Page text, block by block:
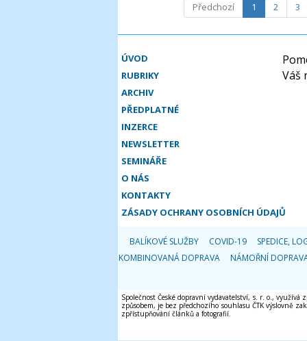
Předchozí 1 2 3
ÚVOD
RUBRIKY
ARCHIV
PŘEDPLATNÉ
INZERCE
NEWSLETTER
SEMINÁŘE
O NÁS
KONTAKTY
ZÁSADY OCHRANY OSOBNÍCH ÚDAJŮ
Váš
BALÍKOVÉ SLUŽBY COVID-19 SPEDICE,
KOMBINOVANÁ DOPRAVA
NÁMOŘNÍ
Společnost České dopravní vydavatelství, s. r. o.,
způsobem, je bez předchozího souhlasu ČTK výslovně
zpřístupňování článků a fotografií.